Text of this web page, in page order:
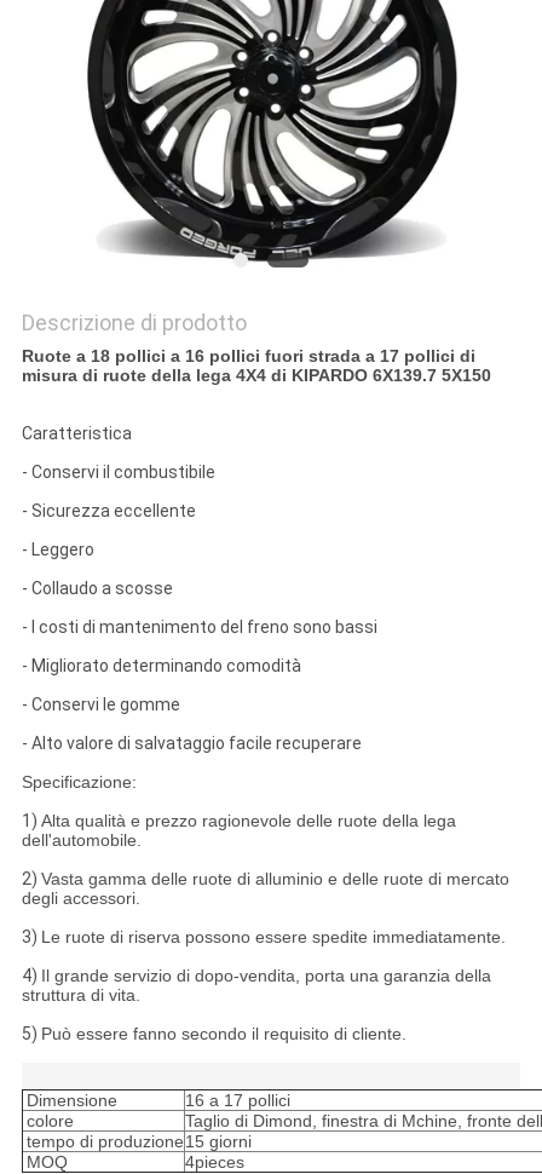
Descrizione di prodotto
Ruote a 18 pollici a 16 pollici fuori strada a 17 pollici di
misura di ruote della lega 4X4 di KIPARDO 6X139.7 5X150
Caratteristica
- Conservi il combustibile
- Sicurezza eccellente
- Leggero
- Collaudo a scosse
- I costi di mantenimento del freno sono bassi
- Migliorato determinando comodità
- Conservi le gomme
- Alto valore di salvataggio facile recuperare
Specificazione:
1) Alta qualità e prezzo ragionevole delle ruote della lega
dell'automobile.
2) Vasta gamma delle ruote di alluminio e delle ruote di mercato
degli accessori.
3) Le ruote di riserva possono essere spedite immediatamente.
4) Il grande servizio di dopo-vendita, porta una garanzia della
struttura di vita.
5) Può essere fanno secondo il requisito di cliente.
Dimensione
16 a 17 pollici
colore
Taglio di Dimond, finestra di Mchine, fronte
tempo di produzione15 giorni
MOQ
4pieces